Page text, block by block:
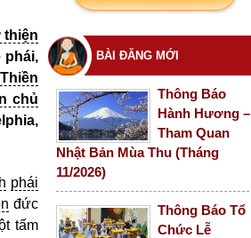
thiện
phái,
chủ
phái
đức
tấm
BÀI ĐĂNG MỚI
Thông Báo
Hành Hương –
Tham Quan
Nhật Bản Mùa Thu (Tháng
11/2026)
Thông Báo Tổ
Chức Lễ